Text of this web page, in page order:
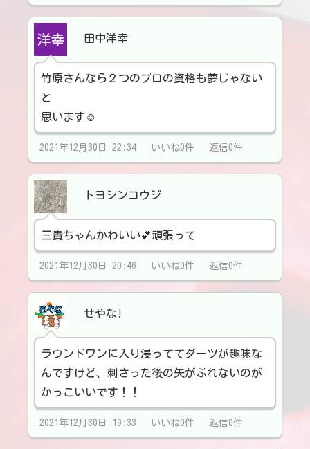
田中洋幸
竹原さんなら２つのプロの資格も夢じゃない
と
思います☺️
2021年12月30日 22:34 いいね0件 返信0件
トヨシンコウジ
三貴ちゃんかわいい💕頑張って
2021年12月30日 20:46 いいね0件 返信0件
せやな!
ラウンドワンに入り浸っててダーツが趣味な
んですけど、刺さった後の矢がぶれないのが
かっこいいです！！
2021年12月30日 19:33 いいね0件 返信0件